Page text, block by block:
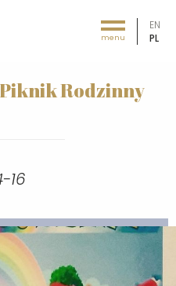
menu
EN
PL
Rodzinny
16